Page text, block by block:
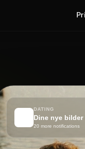
DATING
Dine nye
20 more notifications